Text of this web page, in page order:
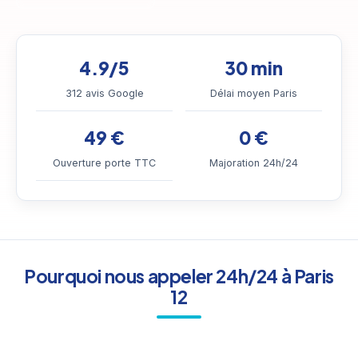
4.9/5
312 avis Google
30 min
Délai moyen Paris
49 €
Ouverture porte TTC
0 €
Majoration 24h/24
Pourquoi nous appeler 24h/24 à Paris
12